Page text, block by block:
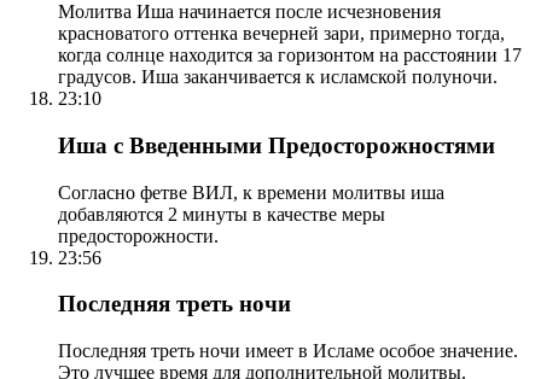
Молитва Иша начинается после исчезновения
красноватого оттенка вечерней зари, примерно тогда,
когда солнце находится за горизонтом на расстоянии 17
градусов. Иша заканчивается к исламской полуночи.
23:10
Иша с Введенными Предосторожностями
Согласно фетве ВИЛ, к времени молитвы иша
добавляются 2 минуты в качестве меры
предосторожности.
23:56
Последняя треть ночи
Последняя треть ночи имеет в Исламе особое значение.
Это лучшее время для дополнительной молитвы.